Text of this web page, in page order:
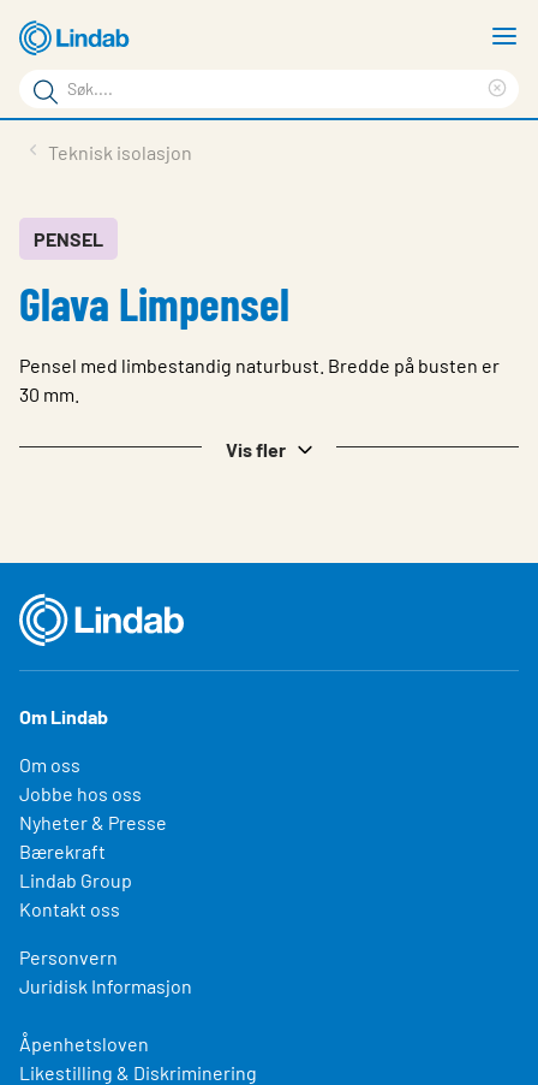
hovedinnhold
Søkeord
Søk
på
Last ned
Om Lindab
Kontakt oss
Teknisk isolasjon
PENSEL
Glava Limpensel
Pensel med limbestandig naturbust. Bredde på busten er
30 mm.
Vis fler
Om Lindab
Om oss
Jobbe hos oss
Nyheter & Presse
Bærekraft
Lindab Group
Kontakt oss
Personvern
Juridisk Informasjon
Åpenhetsloven
Likestilling & Diskriminering